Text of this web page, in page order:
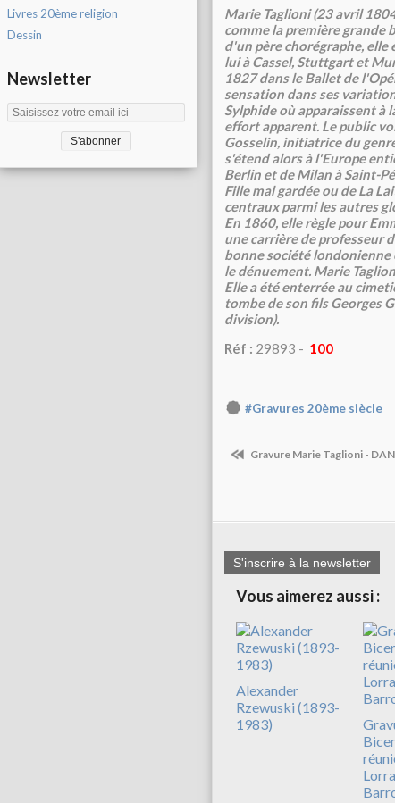
Livres 20ème religion
Dessin
Newsletter
Marie Taglioni (23 avril
comme la première grande
d'un père chorégraphe, elle
lui à Cassel, Stuttgart et
1827 dans le Ballet de
sensation dans ses
Sylphide où apparaissent
effort apparent. Le public
Gosselin, initiatrice du
s'étend alors à l'Europe
Berlin et de Milan à Saint-
Fille mal gardée ou de La
centraux parmi les autres
En 1860, elle règle pour
une carrière de professeur
bonne société londonienne
le dénuement. Marie
Elle a été enterrée au
tombe de son fils Georges
division).
Réf : 29893 - 100
#Gravures 20ème siècle
Gravure Marie Taglioni -
S'inscrire à la newsletter
Vous aimerez aussi :
Alexander
Rzewuski (1893-
1983)